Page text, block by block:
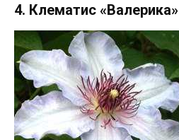
4. Клематис «Валерика»